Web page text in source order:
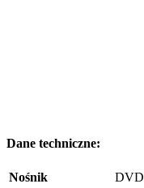
Dane techniczne:
Nośnik DVD